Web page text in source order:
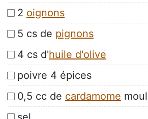
2 oignons
5 cs de pignons
4 cs d'huile d'olive
poivre 4 épices
0,5 cc de cardamome